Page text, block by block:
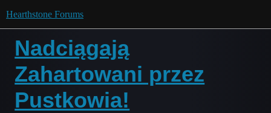
Hearthstone Forums
Nadciągają
Zahartowani przez
Pustkowia!